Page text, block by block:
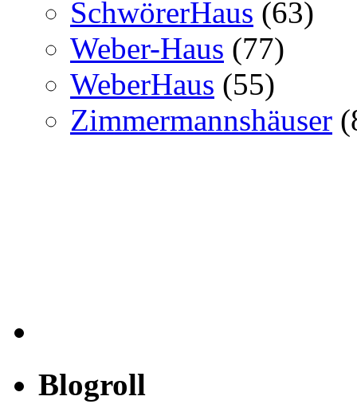
SchwörerHaus (63)
Weber-Haus (77)
WeberHaus (55)
Zimmermannshäuser
Blogroll